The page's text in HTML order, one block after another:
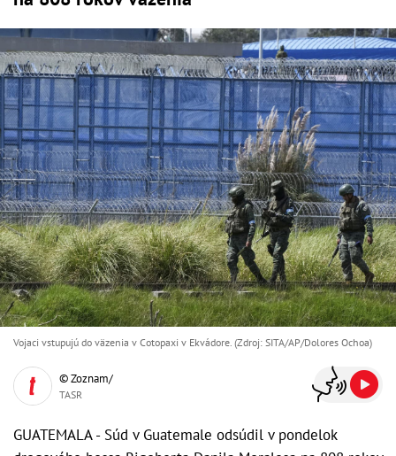
Vojaci vstupujú do väzenia v Cotopaxi v Ekvádore. (Zdroj: SITA/AP/Dolores Ochoa)
© Zoznam/
TASR
GUATEMALA - Súd v Guatemale odsúdil v pondelok